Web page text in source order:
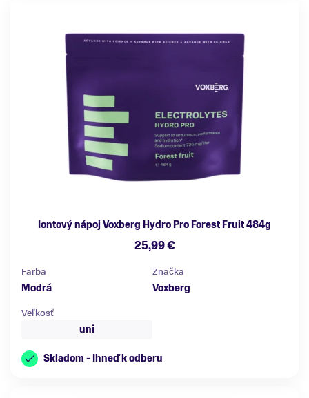
Iontový nápoj Voxberg Hydro Pro Forest Fruit 484g
25,99 €
Farba
Modrá
Značka
Voxberg
Veľkosť
uni
Skladom - Ihneď k odberu